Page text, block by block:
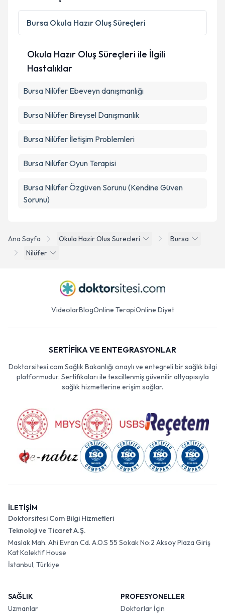
Kişisel verilerimin işlenmesine ilişkin
Metni'ni okudum ve kişisel verilerimin belirtilen
Ana Sayfa Okula Hazir Olus Surecleri
Bursa
Nilüfer
Bursa Okula Hazır Oluş Süreçleri
Okula Hazır Oluş Süreçleri ile İlgili
Hastalıklar
Bursa Nilüfer Ebeveyn danışmanlığı
Bursa Nilüfer Bireysel Danışmanlık
Bursa Nilüfer İletişim Problemleri
Bursa Nilüfer Oyun Terapisi
Bursa Nilüfer Özgüven Sorunu (Kendine Güven
Sorunu)
VideolarBlogOnline TerapiOnline Diyet
SERTİFİKA VE ENTEGRASYONLAR
Doktorsitesi.com Sağlık Bakanlığı onaylı ve entegreli bir sağlık bilgi
platformudur. Sertifikaları ile tescillenmiş güvenilir altyapısıyla
sağlık hizmetlerine erişim sağlar.
İLETİŞİM
Doktorsitesi Com Bilgi Hizmetleri
Teknoloji ve Ticaret A.Ş.
Maslak Mah. Ahi Evran Cd. A.O.S 55 Sokak No:2 Aksoy Plaza Giriş
Kat Kolektif House
İstanbul, Türkiye
SAĞLIK
Uzmanlar
PROFESYONELLER
Doktorlar İçin